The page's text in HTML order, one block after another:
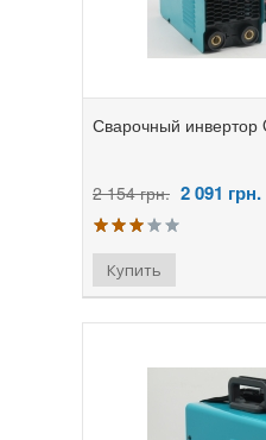
Сварочный инвертор
2 154 грн. 2 091 грн.